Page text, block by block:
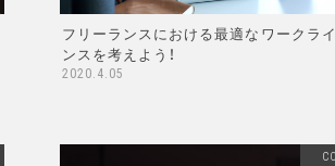
フリーランスにおける最適なワークラ
ンスを考えよう！
2020.4.05